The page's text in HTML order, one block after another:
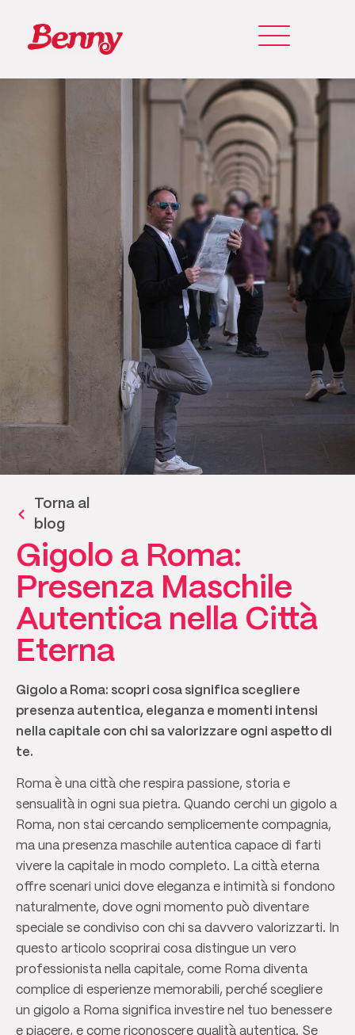
Torna al
blog
Gigolo a Roma:
Presenza Maschile
Autentica nella Città
Eterna
Gigolo a Roma: scopri cosa significa scegliere
presenza autentica, eleganza e momenti intensi
nella capitale con chi sa valorizzare ogni aspetto di
te.
Roma è una città che respira passione, storia e
sensualità in ogni sua pietra. Quando cerchi un gigolo a
Roma, non stai cercando semplicemente compagnia,
ma una presenza maschile autentica capace di farti
vivere la capitale in modo completo. La città eterna
offre scenari unici dove eleganza e intimità si fondono
naturalmente, dove ogni momento può diventare
speciale se condiviso con chi sa davvero valorizzarti. In
questo articolo scoprirai cosa distingue un vero
professionista nella capitale, come Roma diventa
complice di esperienze memorabili, perché scegliere
un gigolo a Roma significa investire nel tuo benessere
e piacere, e come riconoscere qualità autentica. Se